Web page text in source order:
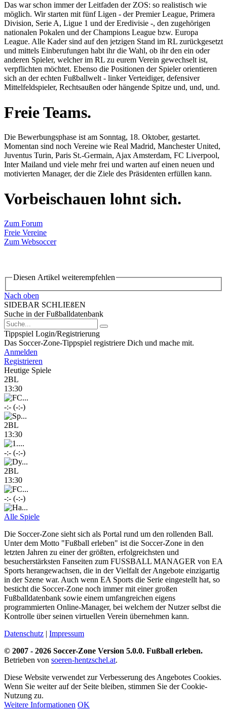
Das war schon immer der Leitfaden der ZOS: so realistisch wie
möglich. Wir starten mit fünf Ligen - der Premier League, Primera
Division, Serie A, Ligue 1 und der Eredivisie -, den zugehörigen
nationalen Pokalen und der Champions League bzw. Europa
League. Alle Kader sind auf den jetzigen Stand im RL zurückgesetzt
und mittels Einberufungen habt ihr die Wahl, ob ihr den ein oder
anderen Spieler, welcher im RL zu eurem Verein gewechselt ist,
verpflichten möchtet. Ebenso die Positionen der Spieler orientieren
sich an der echten Fußballwelt - linker Verteidiger, defensiver
Mittelfeldspieler, Rechtsaußen oder hängende Spitze und, und, und.
Freie Teams.
Die Bewerbungsphase ist am Sonntag, 18. Oktober, gestartet.
Momentan sind noch Vereine wie Real Madrid, Manchester United,
Juventus Turin, Paris St.-Germain, Ajax Amsterdam, FC Liverpool,
Inter Mailand und viele mehr frei und warten auf einen neuen und
motivierten Manager, der die Ziele des Präsidenten erfüllen kann.
Vorbeischauen lohnt sich.
Zum Forum
Freie Vereine
Zum Websoccer
Diesen Artikel weiterempfehlen
Nach oben
SIDEBAR SCHLIEßEN
Suche in der Fußballdatenbank
Tippspiel Login/Registrierung
Das Soccer-Zone-Tippspiel registriere Dich und mache mit.
Anmelden
Registrieren
Heutige Spiele
2BL
13:30
-:- (-:-)
2BL
13:30
-:- (-:-)
2BL
13:30
-:- (-:-)
Alle Spiele
Die Soccer-Zone sieht sich als Portal rund um den rollenden Ball.
Unter dem Motto "Fußball erleben" ist die Soccer-Zone in den
letzten Jahren zu einer der größten, erfolgreichsten und
besucherstärksten Fanseiten zum FUSSBALL MANAGER von EA
Sports herangewachsen, die in der Vielfalt der Angebote einzigartig
in der Szene war. Auch wenn EA Sports die Serie eingestellt hat, so
besticht die Soccer-Zone noch immer mit einer großen
Fußballdatenbank sowie einem umfangreichen eigens
programmierten Online-Manager, bei welchem der Nutzer selbst die
Kontrolle über seinen virtuellen Verein übernehmen kann.
Datenschutz | Impressum
© 2007 - 2026 Soccer-Zone Version 5.0.0. Fußball erleben.
Betrieben von soeren-hentzschel.at.
Diese Website verwendet zur Verbesserung des Angebotes Cookies.
Wenn Sie weiter auf der Seite bleiben, stimmen Sie der Cookie-
Nutzung zu.
Weitere Informationen OK